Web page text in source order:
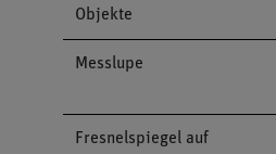
Objekte
Messlupe
Fresnelspiegel auf